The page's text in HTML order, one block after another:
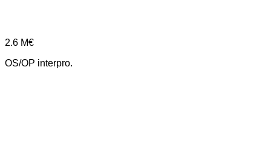
2.6 M€
OS/OP interpro.